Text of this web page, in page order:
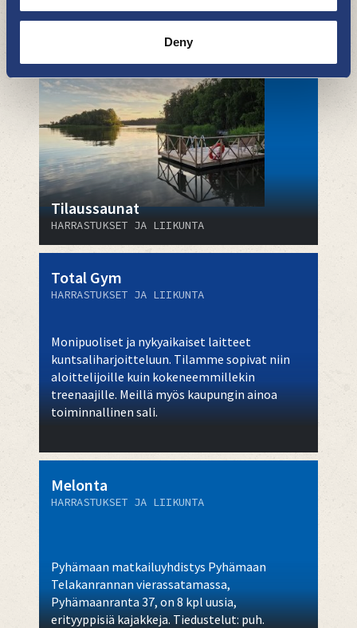
Deny
HARRASTUKSET JA LIIKUNTA
Tilaussaunat
HARRASTUKSET JA LIIKUNTA
Total Gym
HARRASTUKSET JA LIIKUNTA
Monipuoliset ja nykyaikaiset laitteet
kuntsaliharjoitteluun. Tilamme sopivat niin
aloittelijoille kuin kokeneemmillekin
treenaajille. Meillä myös kaupungin ainoa
toiminnallinen sali.
Melonta
HARRASTUKSET JA LIIKUNTA
Pyhämaan matkailuyhdistys Pyhämaan
Telakanrannan vierassatamassa,
Pyhämaanranta 37, on 8 kpl uusia,
erityyppisiä kajakkeja. Tiedustelut: puh.